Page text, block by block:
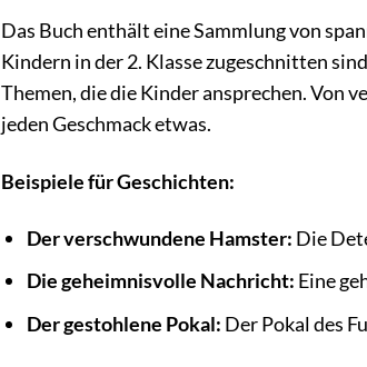
Das Buch enthält eine Sammlung von
Kindern in der 2. Klasse zugeschnitten
Themen, die die Kinder ansprechen. Von
jeden Geschmack etwas.
Beispiele für Geschichten:
Der verschwundene Hamster: Die
Die geheimnisvolle Nachricht: Eine
Der gestohlene Pokal: Der Pokal des